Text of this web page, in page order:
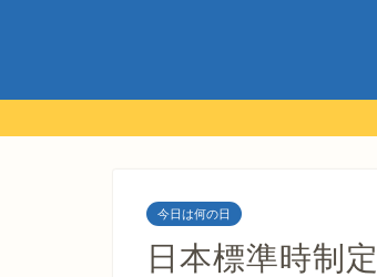
今日は何の日
日本標準時制